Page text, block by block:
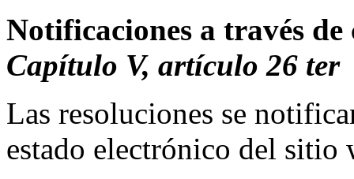
Notificaciones a través
Capítulo V, artículo 26 ter
Las resoluciones se
estado electrónico del sitio